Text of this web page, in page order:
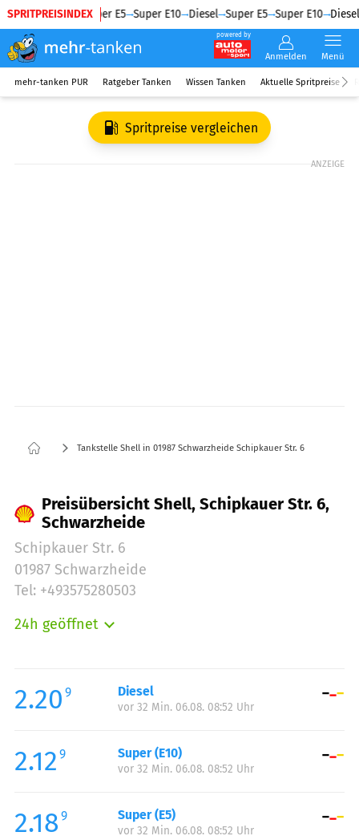
SPRITPREISINDEX
Diesel Super E5 Super E10 Diesel Super E5 Super E10 Diesel
powered by
Anmelden Menü
mehr-tanken PUR Ratgeber Tanken Wissen Tanken Aktuelle Spritpreise
Spritpreise vergleichen
ANZEIGE
Tankstelle Shell in 01987 Schwarzheide Schipkauer Str. 6
Preisübersicht Shell, Schipkauer Str. 6,
Schwarzheide
Schipkauer Str. 6
01987 Schwarzheide
Tel: +493575280503
24h geöffnet
Mittwoch:
00:00-24:00
Donnerstag:
Samstag:
00:00-24:00
Sonntag:
2.20 9 Diesel
vor 32 Min. 06.08. 08:52 Uhr
2.12 9 Super (E10)
vor 32 Min. 06.08. 08:52 Uhr
2.18 9 Super (E5)
vor 32 Min. 06.08. 08:52 Uhr